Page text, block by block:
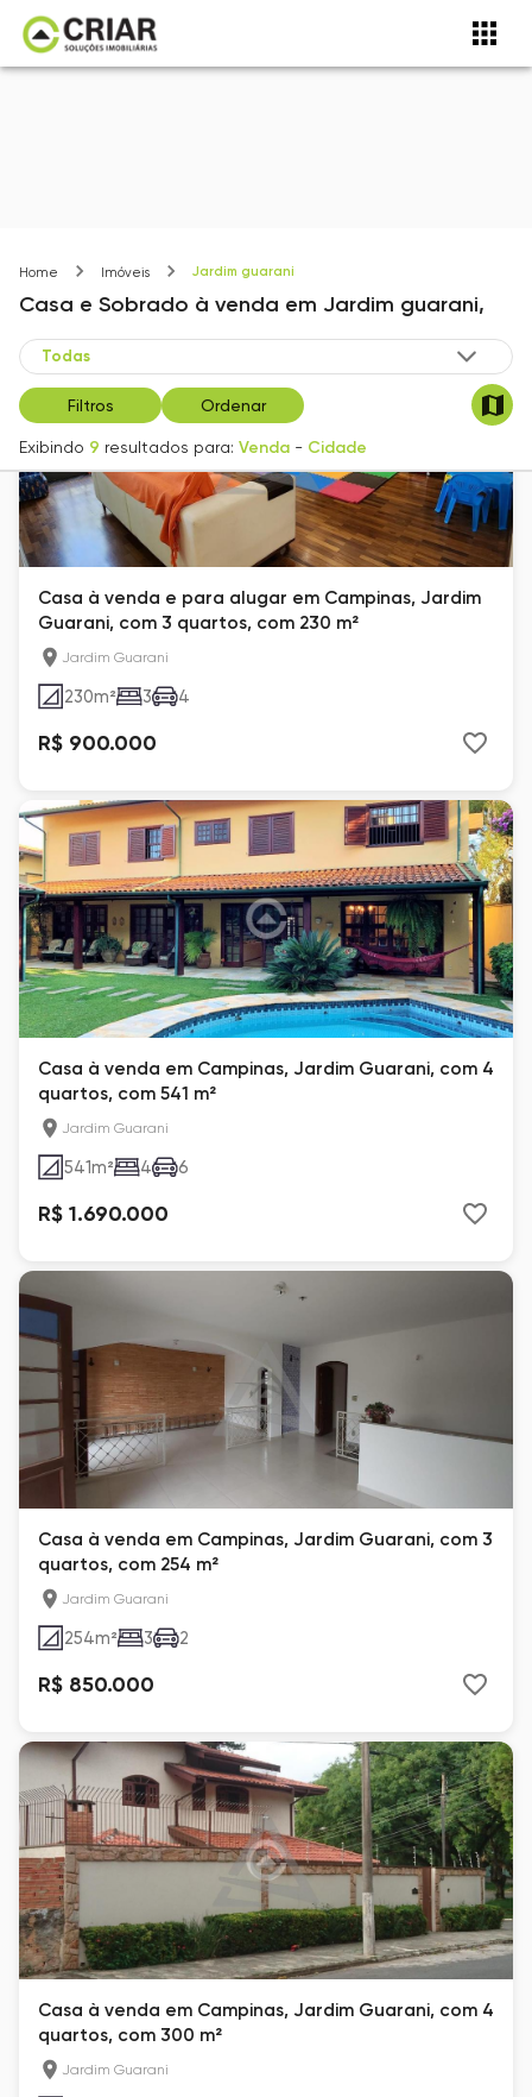
Home Imóveis Jardim guarani
Casa e Sobrado à venda em Jardim guarani,
Filtros Ordenar
Exibindo 9 resultados para: Venda - Cidade
Casa à venda e para alugar em Campinas, Jardim
Guarani, com 3 quartos, com 230 m²
Jardim Guarani
230m² 3 4
R$ 900.000
Casa à venda em Campinas, Jardim Guarani, com 4
quartos, com 541 m²
Jardim Guarani
541m² 4 6
R$ 1.690.000
Casa à venda em Campinas, Jardim Guarani, com 3
quartos, com 254 m²
Jardim Guarani
254m² 3 2
R$ 850.000
Casa à venda em Campinas, Jardim Guarani, com 4
quartos, com 300 m²
Jardim Guarani